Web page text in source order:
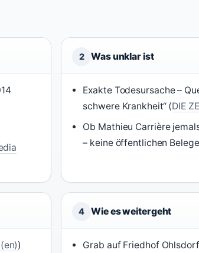
2 Was unklar ist
Exakte Todesursache –
schwere Krankheit“ (DIE
Ob Mathieu Carrière
– keine öffentlichen
)
4 Wie es weitergeht
Grab auf Friedhof